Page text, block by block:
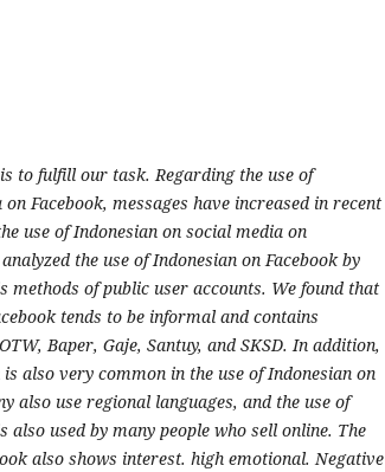
to fulfill our task. Regarding the use of
Facebook, messages have increased in recent
use of Indonesian on social media on
the use of Indonesian on Facebook by
methods of public user accounts. We found that
tends to be informal and contains
Baper, Gaje, Santuy, and SKSD. In addition,
also very common in the use of Indonesian on
also use regional languages, and the use of
also used by many people who sell online. The
also shows interest. high emotional. Negative